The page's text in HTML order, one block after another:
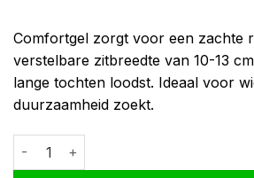
Comfortgel zorgt voor een zachte
verstelbare zitbreedte van 10-13
lange tochten loodst. Ideaal voor
duurzaamheid zoekt.
Terry zadel Fisio GT heren zwart aantal
Alternative: